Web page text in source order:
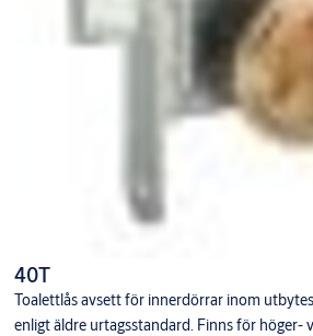
40T
Toalettlås avsett för innerdörrar inom
enligt äldre urtagsstandard. Finns för höger-